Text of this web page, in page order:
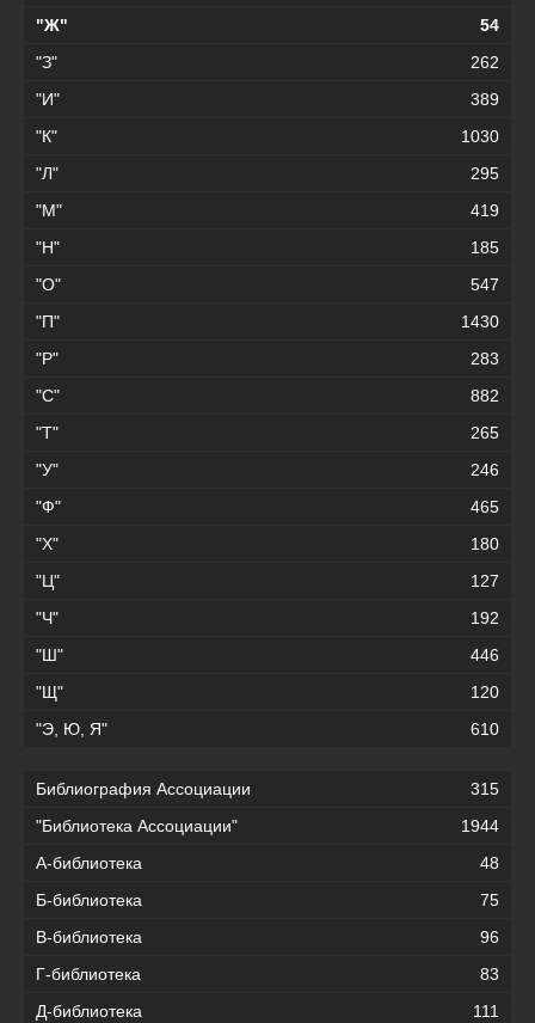
"Ж"
54
"З"
262
"И"
389
"К"
1030
"Л"
295
"М"
419
"Н"
185
"О"
547
"П"
1430
"Р"
283
"С"
882
"Т"
265
"У"
246
"Ф"
465
"Х"
180
"Ц"
127
"Ч"
192
"Ш"
446
"Щ"
120
"Э, Ю, Я"
610
Библиография Ассоциации
315
"Библиотека Ассоциации"
1944
А-библиотека
48
Б-библиотека
75
В-библиотека
96
Г-библиотека
83
Д-библиотека
111